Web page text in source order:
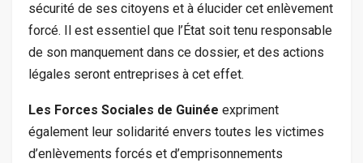
sécurité de ses citoyens et à élucider cet enlèvement
forcé. Il est essentiel que l’État soit tenu responsable
de son manquement dans ce dossier, et des actions
légales seront entreprises à cet effet.
Les Forces Sociales de Guinée expriment
également leur solidarité envers toutes les victimes
d’enlèvements forcés et d’emprisonnements